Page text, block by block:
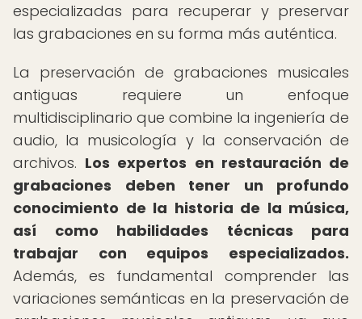
especializadas para recuperar y preservar
las grabaciones en su forma más auténtica.
La preservación de grabaciones musicales
antiguas requiere un enfoque
multidisciplinario que combine la ingeniería de
audio, la musicología y la conservación de
archivos. Los expertos en restauración de
grabaciones deben tener un profundo
conocimiento de la historia de la música,
así como habilidades técnicas para
trabajar con equipos especializados.
Además, es fundamental comprender las
variaciones semánticas en la preservación de